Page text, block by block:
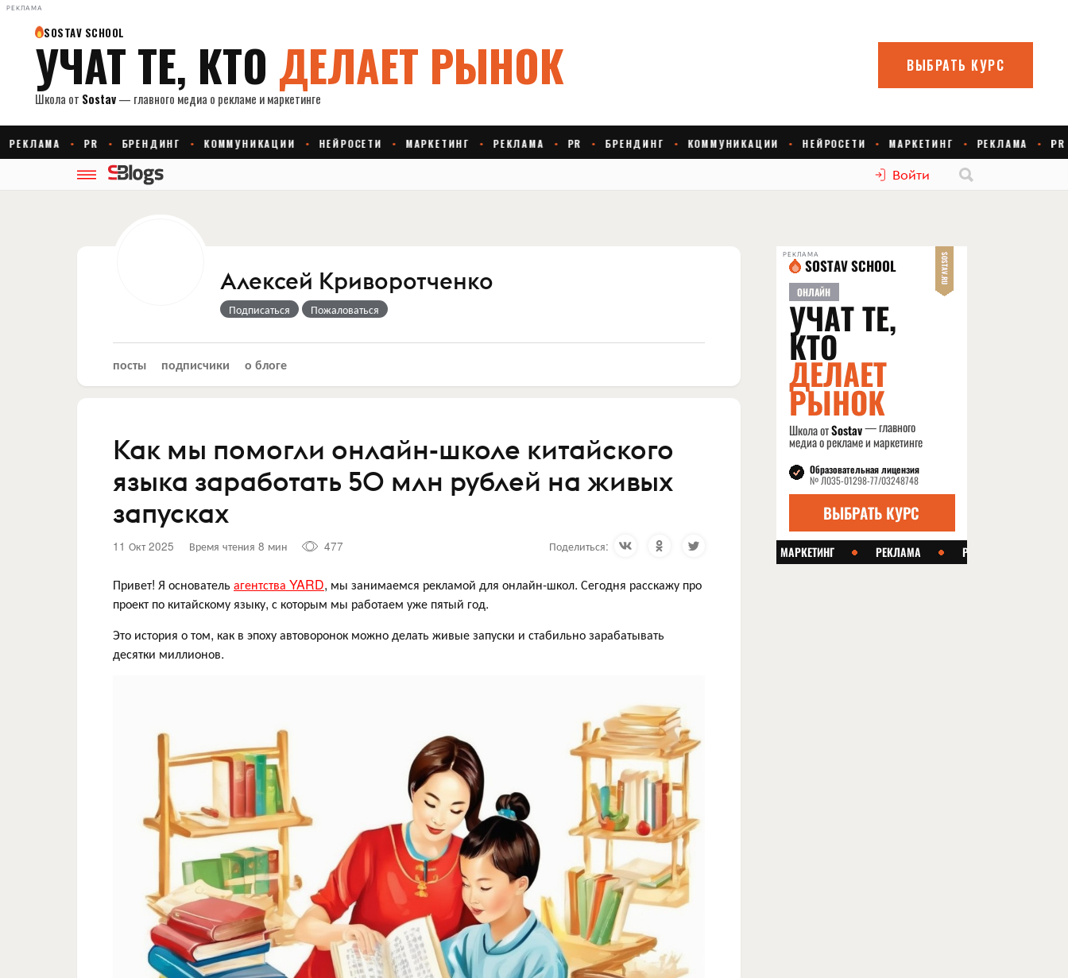
РЕКЛАМА
Войти
Алексей Криворотченко
Подписаться Пожаловаться
посты подписчики о блоге
Как мы помогли онлайн-школе китайского
языка заработать 50 млн рублей на живых
запусках
11 Окт 2025 Время чтения 8 мин 477 Поделиться:
Привет! Я основатель агентства YARD, мы занимаемся рекламой для онлайн-школ. Сегодня расскажу про
проект по китайскому языку, с которым мы работаем уже пятый год.
Это история о том, как в эпоху автоворонок можно делать живые запуски и стабильно зарабатывать
десятки миллионов.
РЕКЛАМА